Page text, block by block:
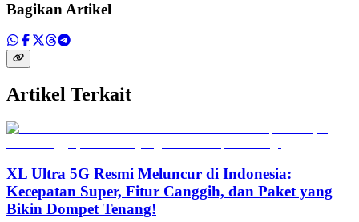
Bagikan Artikel
Artikel Terkait
XL Ultra 5G Resmi Meluncur di Indonesia:
Kecepatan Super, Fitur Canggih, dan Paket yang
Bikin Dompet Tenang!